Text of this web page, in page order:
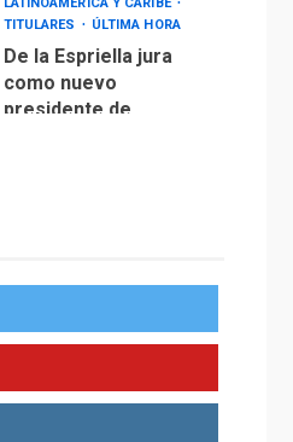
LATINOAMÉRICA Y CARIBE
TITULARES
ÚLTIMA HORA
De la Espriella jura
como nuevo
presidente de
para alcanzar 3
ECONOMÍA ÚLTIMA HORA
operativo y sin